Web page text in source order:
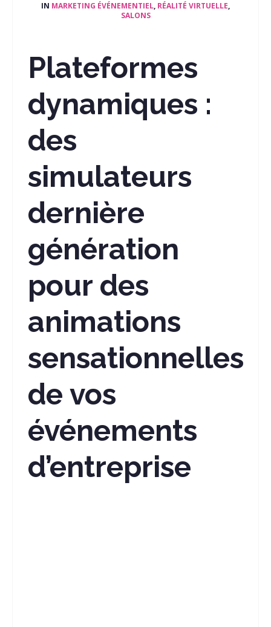
IN MARKETING ÉVÉNEMENTIEL, RÉALITÉ VIRTUELLE,
SALONS
Plateformes
dynamiques :
des
simulateurs
dernière
génération
pour des
animations
sensationnelles
de vos
événements
d’entreprise